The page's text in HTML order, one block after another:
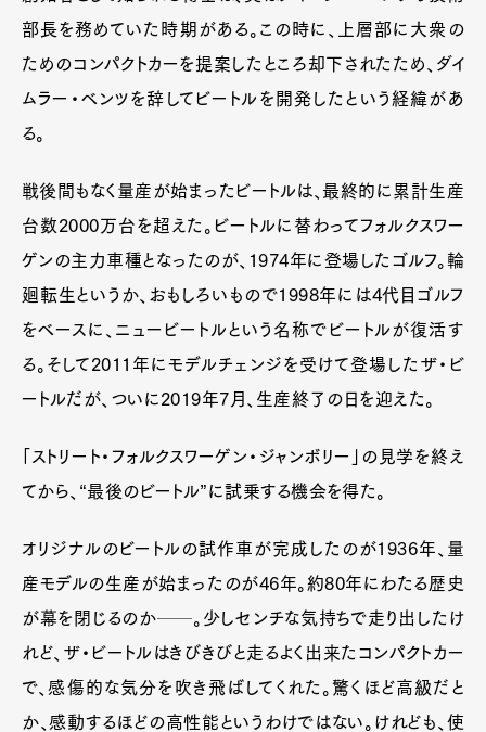
部長を務めていた時期がある。この時に、上層部に大衆の
ためのコンパクトカーを提案したところ却下されたため、ダイ
ムラー・ベンツを辞してビートルを開発したという経緯があ
る。
戦後間もなく量産が始まったビートルは、最終的に累計生産
台数2000万台を超えた。ビートルに替わってフォルクスワー
ゲンの主力車種となったのが、1974年に登場したゴルフ。輪
廻転生というか、おもしろいもので1998年には4代目ゴルフ
をベースに、ニュービートルという名称でビートルが復活す
る。そして2011年にモデルチェンジを受けて登場したザ・ビ
ートルだが、ついに2019年7月、生産終了の日を迎えた。
「ストリート・フォルクスワーゲン・ジャンボリー」の見学を終え
てから、“最後のビートル”に試乗する機会を得た。
オリジナルのビートルの試作車が完成したのが1936年、量
産モデルの生産が始まったのが46年。約80年にわたる歴史
が幕を閉じるのか──。少しセンチな気持ちで走り出したけ
れど、ザ・ビートルはきびきびと走るよく出来たコンパクトカー
で、感傷的な気分を吹き飛ばしてくれた。驚くほど高級だと
か、感動するほどの高性能というわけではない。けれども、使